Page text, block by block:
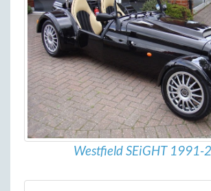
Westfield SEiGHT 1991-